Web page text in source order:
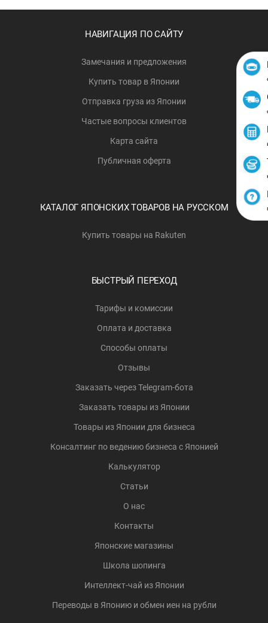
НАВИГАЦИЯ ПО САЙТУ
Замечания и предложения
Купить товар в Японии
Отправка груза из Японии
Частые вопросы клиентов
Карта сайта
Публичная оферта
КАТАЛОГ ЯПОНСКИХ ТОВАРОВ НА РУССКОМ
Купить товары на Rakuten
БЫСТРЫЙ ПЕРЕХОД
Тарифы и комиссии
Оплата и доставка
Способы оплаты
Отзывы
Заказать через Telegram-бота
Заказать товары из Японии
Товары из Японии для бизнеса
Консалтинг по ведению бизнеса с Японией
Калькулятор
Статьи
О нас
Контакты
Японские магазины
Школа шопинга
Интеллект-чай из Японии
Переводы в Японию и обмен иен на рубли